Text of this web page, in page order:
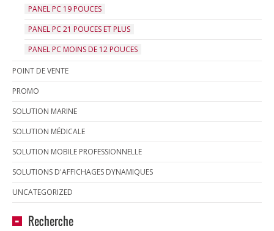
PANEL PC 19 POUCES
PANEL PC 21 POUCES ET PLUS
PANEL PC MOINS DE 12 POUCES
POINT DE VENTE
PROMO
SOLUTION MARINE
SOLUTION MÉDICALE
SOLUTION MOBILE PROFESSIONNELLE
SOLUTIONS D'AFFICHAGES DYNAMIQUES
UNCATEGORIZED
Recherche